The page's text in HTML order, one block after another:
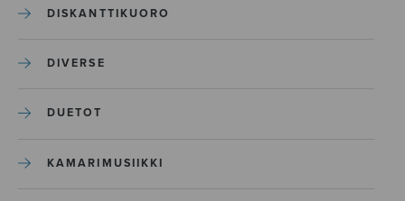
DISKANTTIKUORO
DIVERSE
DUETOT
KAMARIMUSIIKKI